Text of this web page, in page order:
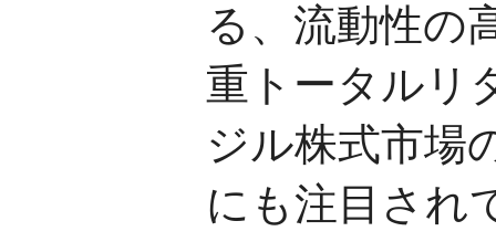
る、流動性の
重トータルリ
ジル株式市場
にも注目され